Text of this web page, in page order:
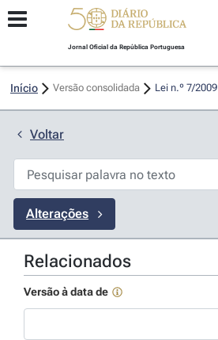
Jornal Oficial da República Portuguesa
Início Versão consolidada Lei n.º 7/2009
Voltar
Alterações
Relacionados
Versão à data de